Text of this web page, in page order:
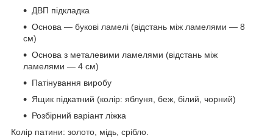
ДВП підкладка
Основа — букові ламелі (відстань між ламелями — 8
см)
Основа з металевими ламелями (відстань між
ламелями — 4 см)
Патінування виробу
Ящик підкатний (колір: яблуня, беж, білий, чорний)
Розбірний варіант ліжка
Колір патини: золото, мідь, срібло.